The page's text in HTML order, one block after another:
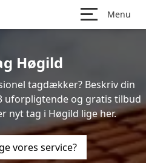
Menu
Høgild
tagdækker? Beskriv din
uforpligtende og gratis tilbud
nyt tag i Høgild lige her.
vores service?